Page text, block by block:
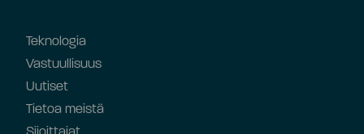
Teknologia
Vastuullisuus
Uutiset
Tietoa meistä
Sijoittajat